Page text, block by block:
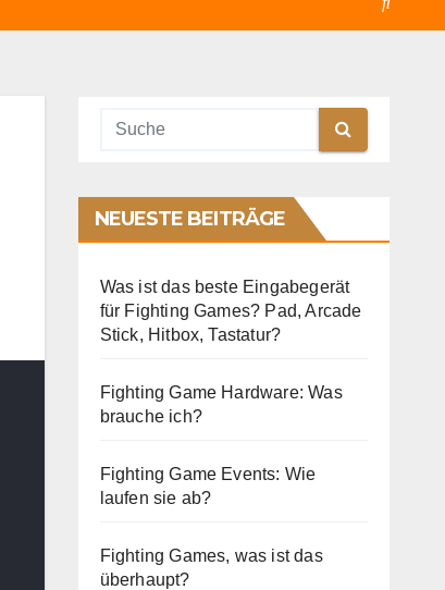
NEUESTE BEITRÄGE
Was ist das beste Eingabegerät
für Fighting Games? Pad, Arcade
Stick, Hitbox, Tastatur?
Fighting Game Hardware: Was
brauche ich?
Fighting Game Events: Wie
laufen sie ab?
Fighting Games, was ist das
überhaupt?